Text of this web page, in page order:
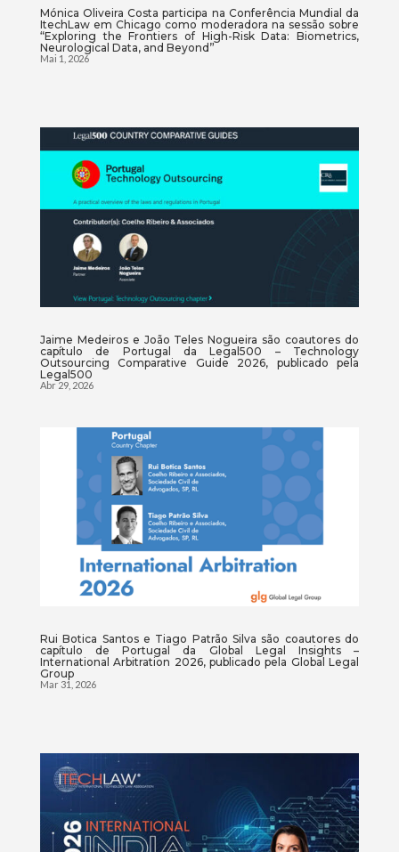
Mónica Oliveira Costa participa na Conferência Mundial da
ItechLaw em Chicago como moderadora na sessão sobre
“Exploring the Frontiers of High-Risk Data: Biometrics,
Neurological Data, and Beyond”
Mai 1, 2026
Jaime Medeiros e João Teles Nogueira são coautores do
capítulo de Portugal da Legal500 – Technology
Outsourcing Comparative Guide 2026, publicado pela
Legal500
Abr 29, 2026
Rui Botica Santos e Tiago Patrão Silva são coautores do
capítulo de Portugal da Global Legal Insights –
International Arbitration 2026, publicado pela Global Legal
Group
Mar 31, 2026